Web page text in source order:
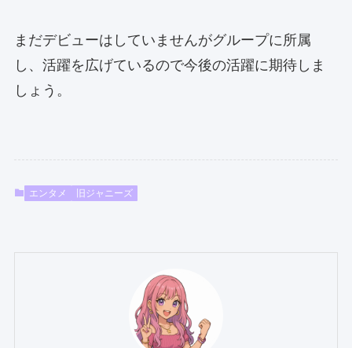
まだデビューはしていませんがグループに所属
し、活躍を広げているので今後の活躍に期待しま
しょう。
エンタメ 旧ジャニーズ